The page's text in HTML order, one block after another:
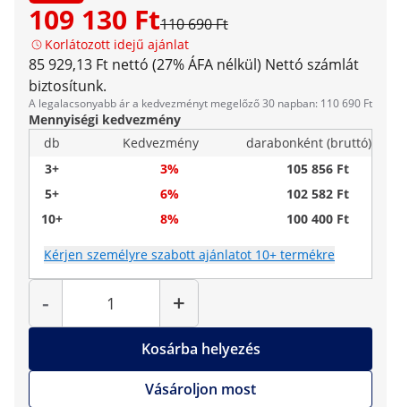
109 130 Ft110 690 Ft
Korlátozott idejű ajánlat
85 929,13 Ft nettó (27% ÁFA nélkül) Nettó számlát
biztosítunk.
A legalacsonyabb ár a kedvezményt megelőző 30 napban: 110 690 Ft
Mennyiségi kedvezmény
db
Kedvezmény
darabonként (bruttó)
3+
3%
105 856 Ft
5+
6%
102 582 Ft
10+
8% 100 400 Ft
Kérjen személyre szabott ajánlatot 10+ termékre
-
Mennyiség
+
Kosárba helyezés
Vásároljon most